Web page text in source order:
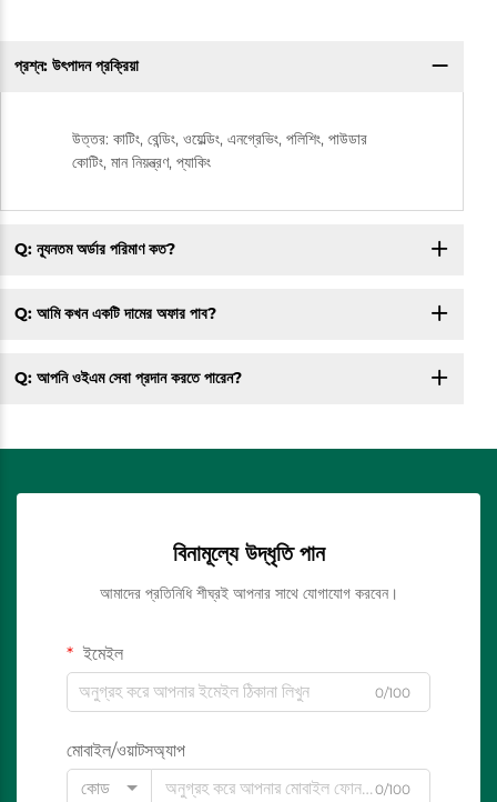
প্রশ্ন: উৎপাদন প্রক্রিয়া
উত্তর: কাটিং, বেন্ডিং, ওয়েল্ডিং, এনগ্রেভিং, পলিশিং, পাউডার
কোটিং, মান নিয়ন্ত্রণ, প্যাকিং
Q: ন্যূনতম অর্ডার পরিমাণ কত?
Q: আমি কখন একটি দামের অফার পাব?
Q: আপনি ওইএম সেবা প্রদান করতে পারেন?
বিনামূল্যে উদ্ধৃতি পান
আমাদের প্রতিনিধি শীঘ্রই আপনার সাথে যোগাযোগ করবেন।
ইমেইল
0/100
মোবাইল/ওয়াটসঅ্যাপ
কোড
0/100